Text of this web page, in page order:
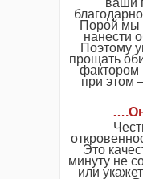
ваши
Порой мы
нанести
Поэтому
прощать
фактором
при этом
Это
минуту не
или